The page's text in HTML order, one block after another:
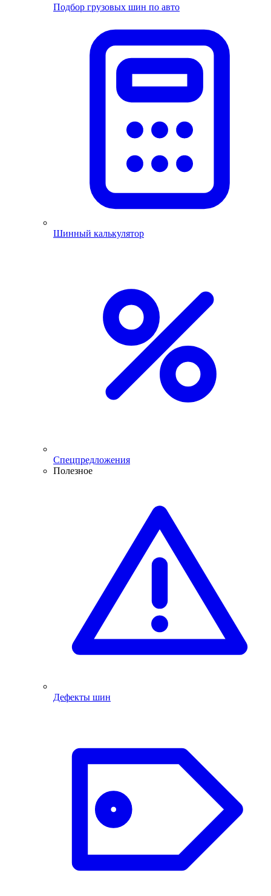
Подбор грузовых шин по авто
Шинный калькулятор
Спецпредложения
Полезное
Дефекты шин